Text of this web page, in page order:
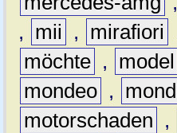
,
mii , mirafiori
möchte , model
mondeo ,
motorschaden
,